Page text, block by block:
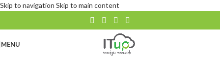
Skip to navigation Skip to main content
MENU